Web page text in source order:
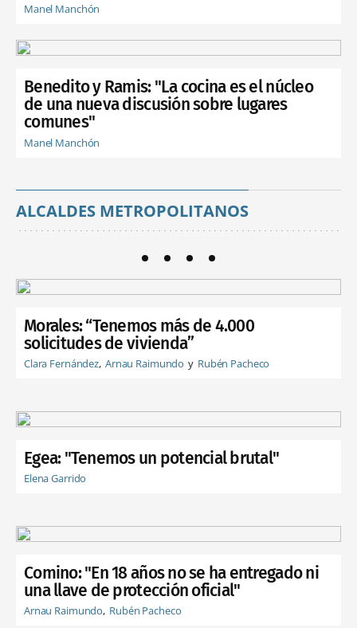
Manel Manchón
Benedito y Ramis: "La cocina es el núcleo
de una nueva discusión sobre lugares
comunes"
Manel Manchón
ALCALDES METROPOLITANOS
Morales: “Tenemos más de 4.000
solicitudes de vivienda”
Clara Fernández Arnau Raimundo Rubén Pacheco
Egea: "Tenemos un potencial brutal"
Elena Garrido
Comino: "En 18 años no se ha entregado ni
una llave de protección oficial"
Arnau Raimundo Rubén Pacheco